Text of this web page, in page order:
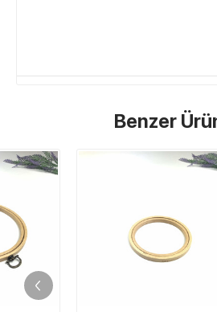
Benzer